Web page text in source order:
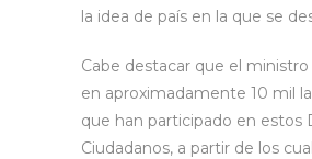
la idea de país en la que se
Cabe destacar que el ministro
en aproximadamente 10 mil
que han participado en estos
Ciudadanos, a partir de los